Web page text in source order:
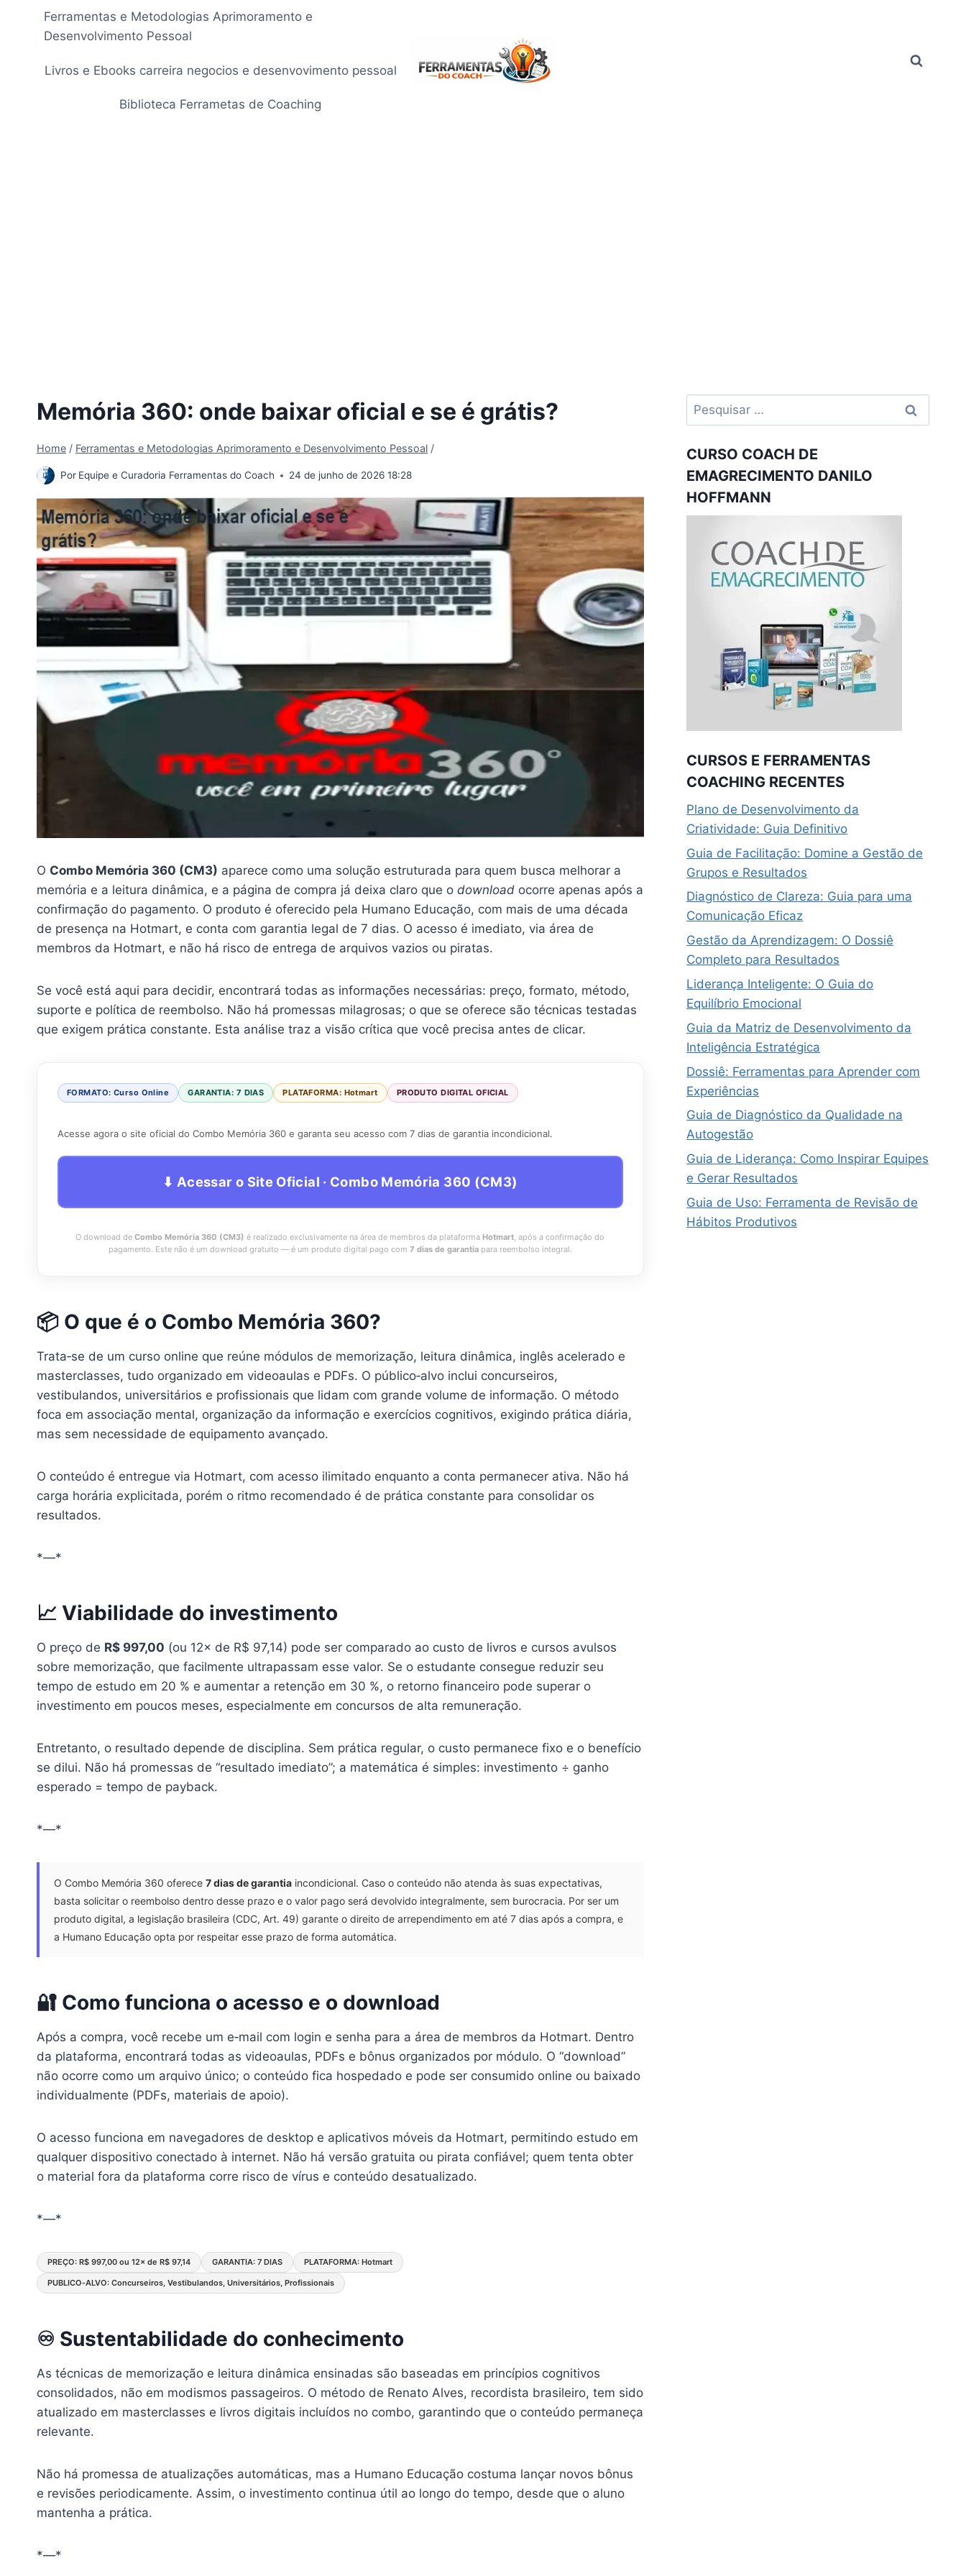
Conteúdo
Ferramentas e Metodologias Aprimoramento e
Desenvolvimento Pessoal
Livros e Ebooks carreira negocios e desenvovimento pessoal
Biblioteca Ferrametas de Coaching
Memória 360: onde baixar oficial e se é grátis?
Home / Ferramentas e Metodologias Aprimoramento e Desenvolvimento Pessoal /
Por Equipe e Curadoria Ferramentas do Coach 24 de junho de 2026 18:28
O Combo Memória 360 (CM3) aparece como uma solução estruturada para quem busca melhorar a
memória e a leitura dinâmica, e a página de compra já deixa claro que o download ocorre apenas após a
confirmação do pagamento. O produto é oferecido pela Humano Educação, com mais de uma década
de presença na Hotmart, e conta com garantia legal de 7 dias. O acesso é imediato, via área de
membros da Hotmart, e não há risco de entrega de arquivos vazios ou piratas.
Se você está aqui para decidir, encontrará todas as informações necessárias: preço, formato, método,
suporte e política de reembolso. Não há promessas milagrosas; o que se oferece são técnicas testadas
que exigem prática constante. Esta análise traz a visão crítica que você precisa antes de clicar.
FORMATO: Curso Online GARANTIA: 7 DIAS PLATAFORMA: Hotmart PRODUTO DIGITAL OFICIAL
Acesse agora o site oficial do Combo Memória 360 e garanta seu acesso com 7 dias de garantia incondicional.
⬇ Acessar o Site Oficial · Combo Memória 360 (CM3)
O download deCombo Memória 360 (CM3) é realizado exclusivamente na área de membros da plataformaHotmart, após a confirmação do
pagamento. Este não é um download gratuito — é um produto digital pago com 7 dias de garantiapara reembolso integral.
📦 O que é o Combo Memória 360?
Trata‑se de um curso online que reúne módulos de memorização, leitura dinâmica, inglês acelerado e
masterclasses, tudo organizado em videoaulas e PDFs. O público‑alvo inclui concurseiros,
vestibulandos, universitários e profissionais que lidam com grande volume de informação. O método
foca em associação mental, organização da informação e exercícios cognitivos, exigindo prática diária,
mas sem necessidade de equipamento avançado.
O conteúdo é entregue via Hotmart, com acesso ilimitado enquanto a conta permanecer ativa. Não há
carga horária explicitada, porém o ritmo recomendado é de prática constante para consolidar os
resultados.
*—*
📈 Viabilidade do investimento
O preço de R$ 997,00 (ou 12× de R$ 97,14) pode ser comparado ao custo de livros e cursos avulsos
sobre memorização, que facilmente ultrapassam esse valor. Se o estudante consegue reduzir seu
tempo de estudo em 20 % e aumentar a retenção em 30 %, o retorno financeiro pode superar o
investimento em poucos meses, especialmente em concursos de alta remuneração.
Entretanto, o resultado depende de disciplina. Sem prática regular, o custo permanece fixo e o benefício
se dilui. Não há promessas de “resultado imediato”; a matemática é simples: investimento ÷ ganho
esperado = tempo de payback.
*—*
O Combo Memória 360 oferece 7 dias de garantia incondicional. Caso o conteúdo não atenda às suas expectativas,
basta solicitar o reembolso dentro desse prazo e o valor pago será devolvido integralmente, sem burocracia. Por ser um
produto digital, a legislação brasileira (CDC, Art. 49) garante o direito de arrependimento em até 7 dias após a compra, e
a Humano Educação opta por respeitar esse prazo de forma automática.
🔐 Como funciona o acesso e o download
Após a compra, você recebe um e‑mail com login e senha para a área de membros da Hotmart. Dentro
da plataforma, encontrará todas as videoaulas, PDFs e bônus organizados por módulo. O “download”
não ocorre como um arquivo único; o conteúdo fica hospedado e pode ser consumido online ou baixado
individualmente (PDFs, materiais de apoio).
O acesso funciona em navegadores de desktop e aplicativos móveis da Hotmart, permitindo estudo em
qualquer dispositivo conectado à internet. Não há versão gratuita ou pirata confiável; quem tenta obter
o material fora da plataforma corre risco de vírus e conteúdo desatualizado.
*—*
PREÇO: R$ 997,00 ou 12× de R$ 97,14 GARANTIA: 7 DIAS PLATAFORMA: Hotmart
PUBLICO‑ALVO: Concurseiros, Vestibulandos, Universitários, Profissionais
♾️ Sustentabilidade do conhecimento
As técnicas de memorização e leitura dinâmica ensinadas são baseadas em princípios cognitivos
consolidados, não em modismos passageiros. O método de Renato Alves, recordista brasileiro, tem sido
atualizado em masterclasses e livros digitais incluídos no combo, garantindo que o conteúdo permaneça
relevante.
Não há promessa de atualizações automáticas, mas a Humano Educação costuma lançar novos bônus
e revisões periodicamente. Assim, o investimento continua útil ao longo do tempo, desde que o aluno
mantenha a prática.
*—*
Pesquisar
por:
CURSO COACH DE
EMAGRECIMENTO DANILO
HOFFMANN
CURSOS E FERRAMENTAS
COACHING RECENTES
Plano de Desenvolvimento da
Criatividade: Guia Definitivo
Guia de Facilitação: Domine a Gestão de
Grupos e Resultados
Diagnóstico de Clareza: Guia para uma
Comunicação Eficaz
Gestão da Aprendizagem: O Dossiê
Completo para Resultados
Liderança Inteligente: O Guia do
Equilíbrio Emocional
Guia da Matriz de Desenvolvimento da
Inteligência Estratégica
Dossiê: Ferramentas para Aprender com
Experiências
Guia de Diagnóstico da Qualidade na
Autogestão
Guia de Liderança: Como Inspirar Equipes
e Gerar Resultados
Guia de Uso: Ferramenta de Revisão de
Hábitos Produtivos